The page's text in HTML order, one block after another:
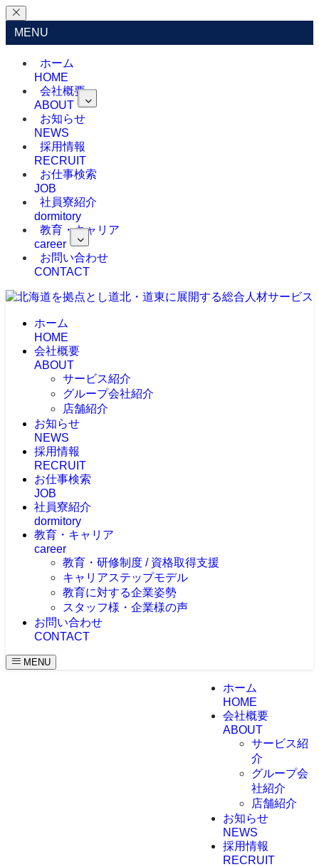
MENU
ホーム
HOME
会社概要
ABOUT
お知らせ
NEWS
採用情報
RECRUIT
お仕事検索
JOB
社員寮紹介
dormitory
教育・キャリア
career
お問い合わせ
CONTACT
ホーム
HOME
会社概要
ABOUT
サービス紹介
グループ会社紹介
店舗紹介
お知らせ
NEWS
採用情報
RECRUIT
お仕事検索
JOB
社員寮紹介
dormitory
教育・キャリア
career
教育・研修制度 / 資格取得支援
キャリアステップモデル
教育に対する企業姿勢
スタッフ様・企業様の声
お問い合わせ
CONTACT
MENU
ホーム
HOME
会社概要
ABOUT
サービス紹
介
グループ会
社紹介
店舗紹介
お知らせ
NEWS
採用情報
RECRUIT